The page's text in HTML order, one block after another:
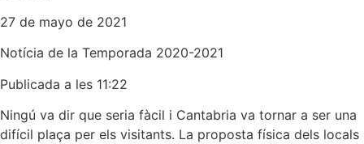
27 de mayo de 2021
Notícia de la Temporada 2020-2021
Publicada a les 11:22
Ningú va dir que seria fàcil i Cantabria va tornar a ser una
difícil plaça per els visitants. La proposta física dels locals